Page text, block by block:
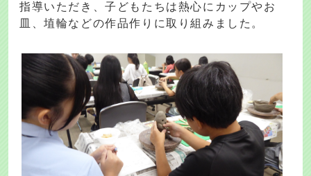
指導いただき、子どもたちは熱心にカップやお
皿、埴輪などの作品作りに取り組みました。